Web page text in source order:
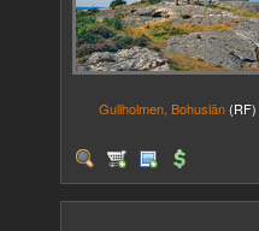
Gullholmen, Bohuslän (RF)